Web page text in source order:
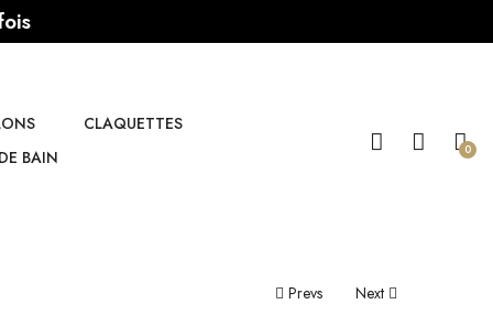
CLAQUETTES
BAIN
0
Prevs Next